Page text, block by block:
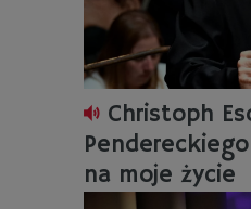
Christoph
na moje życie